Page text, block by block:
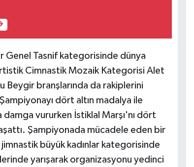
Genel Tasnif kategorisinde dünya
Cimnastik Mozaik Kategorisi Alet
Beygir branşlarında da rakiplerini
dört altın madalya ile
vururken İstiklal Marşı'nı dört
Şampiyonada mücadele eden bir
büyük kadınlar kategorisinde
yarışarak organizasyonu yedinci